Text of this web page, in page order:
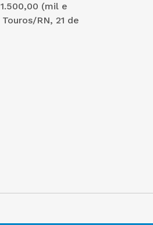
(mil e
RN, 21 de